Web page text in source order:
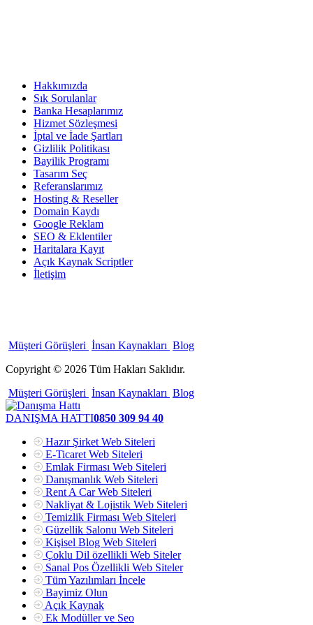
Hakkımızda
Sık Sorulanlar
Banka Hesaplarımız
Hizmet Sözleşmesi
İptal ve İade Şartları
Gizlilik Politikası
Bayilik Programı
Tasarım Seç
Referanslarımız
Hosting & Reseller
Domain Kaydı
Google Reklam
SEO & Eklentiler
Haritalara Kayıt
Açık Kaynak Scriptler
İletişim
Müşteri Görüşleri İnsan Kaynakları Blog
Copyright © 2026 Tüm Hakları Saklıdır.
Müşteri Görüşleri İnsan Kaynakları Blog
DANIŞMA HATTI0850 309 94 40
Hazır Şirket Web Siteleri
E-Ticaret Web Siteleri
Emlak Firması Web Siteleri
Danışmanlık Web Siteleri
Rent A Car Web Siteleri
Nakliyat & Lojistik Web Siteleri
Temizlik Firması Web Siteleri
Güzellik Salonu Web Siteleri
Kişisel Blog Web Siteleri
Çoklu Dil özellikli Web Siteler
Sanal Pos Özellikli Web Siteler
Tüm Yazılımları İncele
Bayimiz Olun
Açık Kaynak
Ek Modüller ve Seo